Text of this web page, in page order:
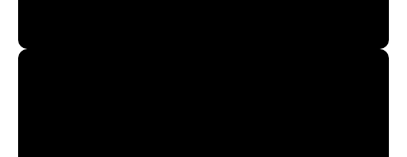
onde comprar farol traseiro Jaçanã